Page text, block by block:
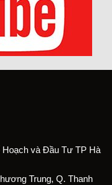
Hoạch và Đầu Tư TP Hà
Trung, Q. Thanh